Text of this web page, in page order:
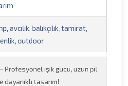
avcılık, balıkçılık, tamirat,
outdoor
– Profesyonel ışık gücü, uzun pil
dayanıklı tasarım!